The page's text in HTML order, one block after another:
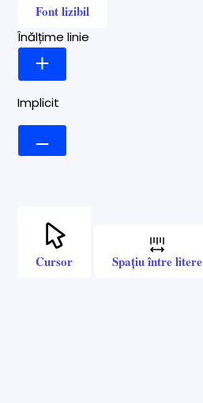
Font lizibil
Înălțime linie
Implicit
Cursor Spațiu între litere